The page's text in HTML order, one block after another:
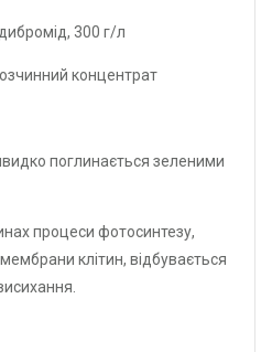
300 г/л
концентрат
поглинається зеленими
процеси фотосинтезу,
клітин, відбувається